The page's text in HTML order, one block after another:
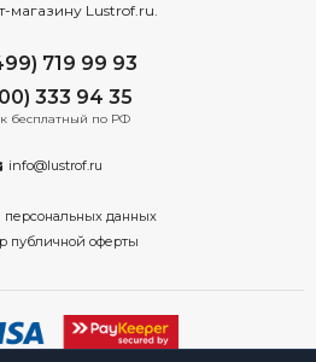
магазину Lustrof.ru.
719 99 93
333 94 35
бесплатный по РФ
info@lustrof.ru
персональных данных
публичной оферты